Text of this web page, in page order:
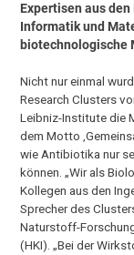
Expertisen aus
Informatik und
biotechnologische
Nicht nur einmal
Research Clusters
Leibniz-Institute die
dem Motto
wie Antibiotika nur
können. „Wir als
Kollegen aus den
Sprecher des
Naturstoff-
(HKI). „Bei der